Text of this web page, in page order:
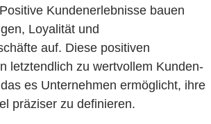
Kundenerlebnisse bauen
Loyalität und
auf. Diese positiven
letztendlich zu wertvollem Kunden-
es Unternehmen ermöglicht, ihre
präziser zu definieren.